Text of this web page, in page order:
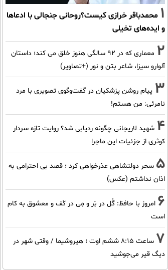
1 محمدباقر خرازی کیست؟روحانی جنجالی با ادعاها
و ایده‌های تخیلی
2
معماری که در 92 سالگی هنوز خلق می کند؛ داستان
آلوارو سیزا، شاعر بتن و نور (+تصاویر)
3 پیام روشن پزشکیان در گفت‌و‌گوی تصویری با مرد
نامرئی: من هستم!
4 شهید لاریجانی چگونه ردیابی شد؟ روایت تازه سردار
کوثری از جزئیات این ماجرا
5 سحر دولتشاهی عذرخواهی کرد ؛ قصد بی احترامی به
اذان نداشتم (عکس)
6 امروز با حافظ: گُل در بَر و مِی در کَف و معشوق به کام
است
7
ساعت ۸:۱۵ ششم اوت ؛ هیروشیما / وقتی شهر در
دیگ قیر می‌جوشید